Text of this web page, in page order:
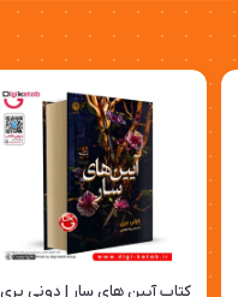
کتاب آیین‌ های سار | دونی پری